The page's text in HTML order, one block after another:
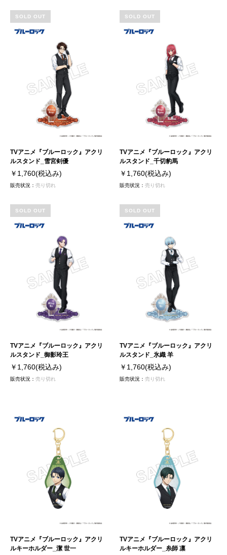
SOLD OUT
TVアニメ『ブルーロック』アクリ
ルスタンド_雪宮剣優
￥1,760(税込み)
販売状況： 売り切れ
SOLD OUT
TVアニメ『ブルーロック』アクリ
ルスタンド_千切豹馬
￥1,760(税込み)
販売状況：売り切れ
SOLD OUT
TVアニメ『ブルーロック』アクリ
ルスタンド_御影玲王
￥1,760(税込み)
販売状況： 売り切れ
SOLD OUT
TVアニメ『ブルーロック』アクリ
ルスタンド_氷織 羊
￥1,760(税込み)
販売状況：売り切れ
TVアニメ『ブルーロック』アクリ
ルキーホルダー_潔 世一
TVアニメ『ブルーロック』アクリ
ルキーホルダー_糸師 凛